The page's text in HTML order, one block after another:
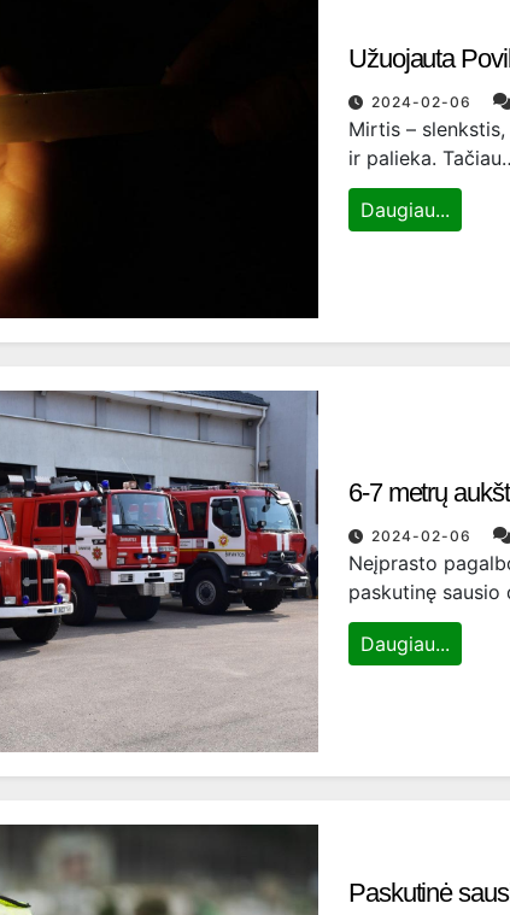
Užuojauta
2024-02-06
Mirtis –
ir palieka.
Daugiau...
6-7 metrų
2024-02-06
Neįprasto
paskutinę
Daugiau...
Paskutinė